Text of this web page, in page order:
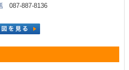
087-887-8136